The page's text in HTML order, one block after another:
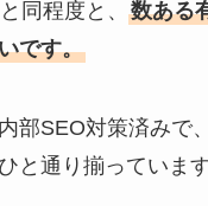
同程度と、
数ある
です。
部SEO対策済みで
と通り揃っています